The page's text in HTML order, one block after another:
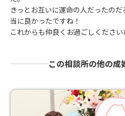
きっとお互いに運命の人だったの
当に良かったですね！
これからも仲良くお過ごしください
この相談所の他の成